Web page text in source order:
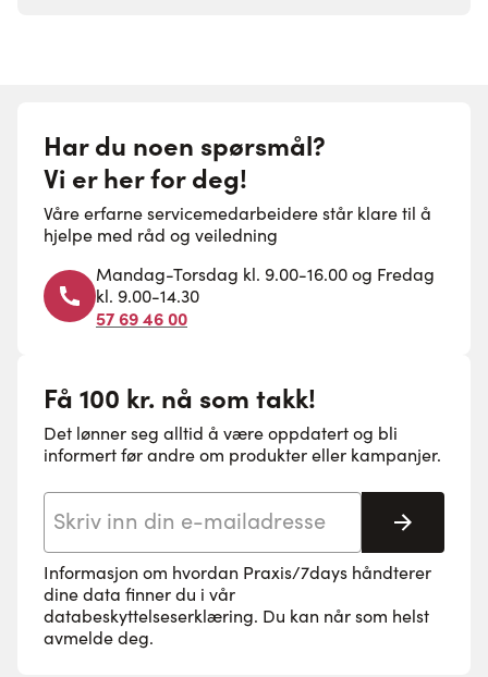
Har du noen spørsmål?
Vi er her for deg!
Våre erfarne servicemedarbeidere står klare til å
hjelpe med råd og veiledning
Mandag-Torsdag kl. 9.00-16.00 og Fredag
kl. 9.00-14.30
57 69 46 00
Få 100 kr. nå som takk!
Det lønner seg alltid å være oppdatert og bli
informert før andre om produkter eller kampanjer.
Informasjon om hvordan Praxis/7days håndterer
dine data finner du i vår
databeskyttelseserklæring. Du kan når som helst
avmelde deg.